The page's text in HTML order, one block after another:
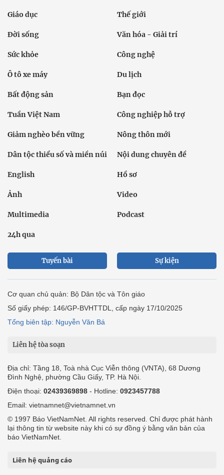
Giáo dục Thế giới
Đời sống Văn hóa - Giải trí
Sức khỏe Công nghệ
Ô tô xe máy Du lịch
Bất động sản Bạn đọc
Tuần Việt Nam Công nghiệp hỗ trợ
Giảm nghèo bền vững Nông thôn mới
Dân tộc thiểu số và miền núi Nội dung chuyên đề
English Hồ sơ
Ảnh Video
Multimedia Podcast
24h qua
Tuyến bài Sự kiện
Cơ quan chủ quản: Bộ Dân tộc và Tôn giáo
Số giấy phép: 146/GP-BVHTTDL, cấp ngày 17/10/2025
Tổng biên tập: Nguyễn Văn Bá
Liên hệ tòa soạn
Địa chỉ: Tầng 18, Toà nhà Cục Viễn thông (VNTA), 68 Dương
Đình Nghệ, phường Cầu Giấy, TP. Hà Nội.
Điện thoại: 02439369898 - Hotline: 0923457788
Email: vietnamnet@vietnamnet.vn
© 1997 Báo VietNamNet. All rights reserved. Chỉ được phát hành
lại thông tin từ website này khi có sự đồng ý bằng văn bản của
báo VietNamNet.
Liên hệ quảng cáo